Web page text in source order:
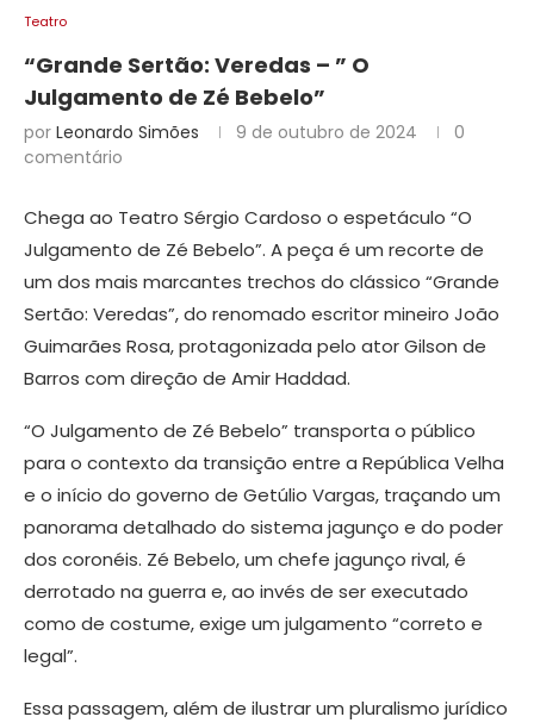
Teatro
“Grande Sertão: Veredas – ” O
Julgamento de Zé Bebelo”
por Leonardo Simões 9 de outubro de 2024
0
comentário
Chega ao Teatro Sérgio Cardoso o espetáculo “O
Julgamento de Zé Bebelo”. A peça é um recorte de
um dos mais marcantes trechos do clássico “Grande
Sertão: Veredas”, do renomado escritor mineiro João
Guimarães Rosa, protagonizada pelo ator Gilson de
Barros com direção de Amir Haddad.
“O Julgamento de Zé Bebelo” transporta o público
para o contexto da transição entre a República Velha
e o início do governo de Getúlio Vargas, traçando um
panorama detalhado do sistema jagunço e do poder
dos coronéis. Zé Bebelo, um chefe jagunço rival, é
derrotado na guerra e, ao invés de ser executado
como de costume, exige um julgamento “correto e
legal”.
Essa passagem, além de ilustrar um pluralismo jurídico